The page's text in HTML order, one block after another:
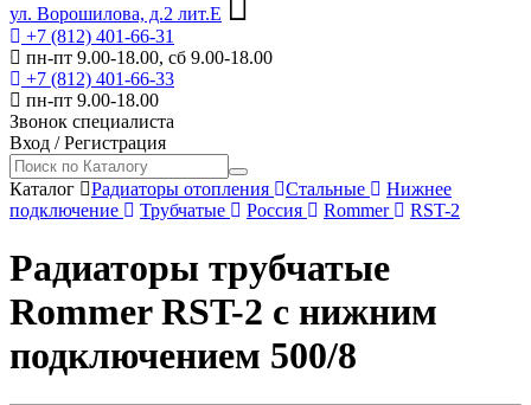
ул. Ворошилова, д.2 лит.Е
+7 (812) 401-66-31
пн-пт 9.00-18.00, сб 9.00-18.00
+7 (812) 401-66-33
пн-пт 9.00-18.00
Звонок специалиста
Вход /Регистрация
Каталог Радиаторы отопления Стальные
Нижнее
подключение
Трубчатые Россия Rommer RST-2
Радиаторы трубчатые
Rommer RST-2 c нижним
подключением 500/8